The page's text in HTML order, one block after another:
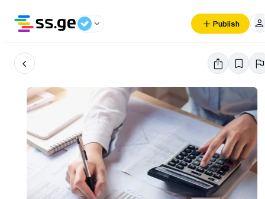
Publish